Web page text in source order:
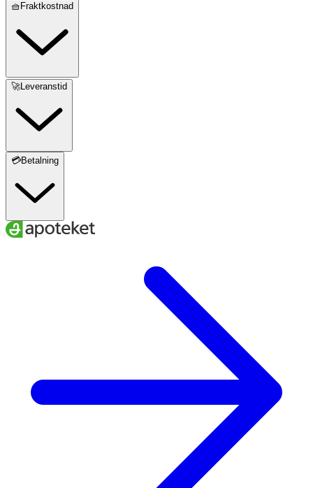
🧺Fraktkostnad
🚀Leveranstid
💳Betalning